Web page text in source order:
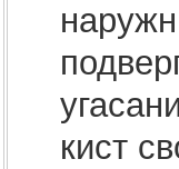
кист